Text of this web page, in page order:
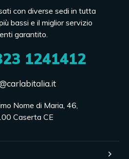
con diverse sedi in tutta
bassi e il miglior servizio
garantito.
1241412
Nome di Maria, 46,
Caserta CE